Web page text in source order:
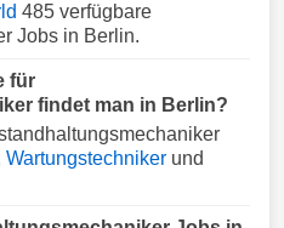
485 verfügbare
Jobs in Berlin.
für
findet man in Berlin?
Wartungstechniker und